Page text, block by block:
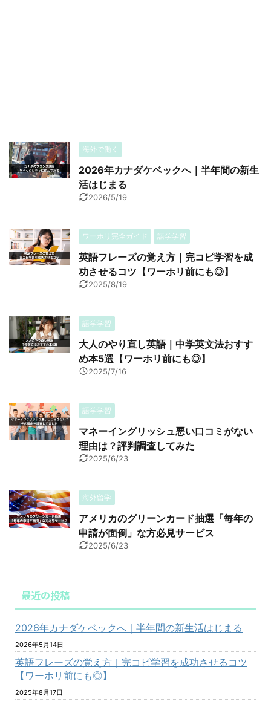
海外で働く
2026年カナダケベックへ｜半年間の新生
活はじまる
2026/5/19
ワーホリ完全ガイド 語学学習
英語フレーズの覚え方｜完コピ学習を成
功させるコツ【ワーホリ前にも◎】
2025/8/19
語学学習
大人のやり直し英語｜中学英文法おすす
め本5選【ワーホリ前にも◎】
2025/7/16
語学学習
マネーイングリッシュ悪い口コミがない
理由は？評判調査してみた
2025/6/23
海外留学
アメリカのグリーンカード抽選「毎年の
申請が面倒」な方必見サービス
2025/6/23
最近の投稿
2026年カナダケベックへ｜半年間の新生活はじまる
2026年5月14日
英語フレーズの覚え方｜完コピ学習を成功させるコツ
【ワーホリ前にも◎】
2025年8月17日